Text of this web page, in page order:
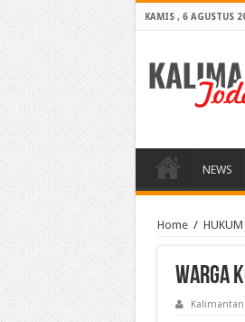
KAMIS , 6 AGUSTUS
NEWS
Home / HUKUM
Warga
Kalimantan